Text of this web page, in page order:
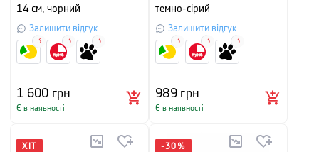
14 см, чорний
Залишити відгук
1 600 грн
Є в наявності
3 3 3
темно-сірий
Залишити відгук
989грн
Є в наявності
3 3 3
ХІТ -30 %